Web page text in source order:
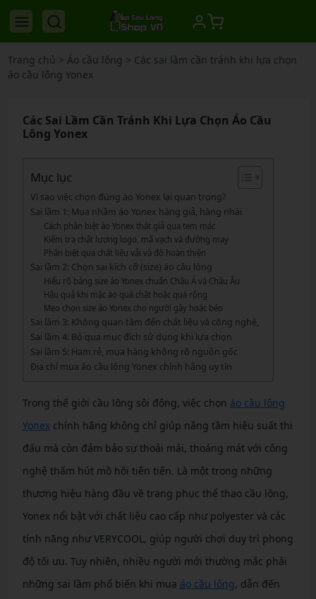
Trang chủ > Áo cầu lông > Các sai lầm cần tránh khi lựa chọn
áo cầu lông Yonex
Các Sai Lầm Cần Tránh Khi Lựa Chọn Áo Cầu
Lông Yonex
Mục lục
Vì sao việc chọn đúng áo Yonex lại quan trọng?
Sai lầm 1: Mua nhầm áo Yonex hàng giả, hàng nhái
Cách phân biệt áo Yonex thật giả qua tem mác
Kiểm tra chất lượng logo, mã vạch và đường may
Phân biệt qua chất liệu vải và độ hoàn thiện
Sai lầm 2: Chọn sai kích cỡ (size) áo cầu lông
Hiểu rõ bảng size áo Yonex chuẩn Châu Á và Châu Âu
Hậu quả khi mặc áo quá chật hoặc quá rộng
Mẹo chọn size áo Yonex cho người gầy hoặc béo
Sai lầm 3: Không quan tâm đến chất liệu và công nghệ,
Sai lầm 4: Bỏ qua mục đích sử dụng khi lựa chọn
Sai lầm 5: Ham rẻ, mua hàng không rõ nguồn gốc
Địa chỉ mua áo cầu lông Yonex chính hãng uy tín
Trong thế giới cầu lông sôi động, việc chọn áo cầu lông
Yonexchính hãng không chỉ giúp nâng tầm hiệu suất thi
đấu mà còn đảm bảo sự thoải mái, thoáng mát với công
nghệ thấm hút mồ hôi tiên tiến. Là một trong những
thương hiệu hàng đầu về trang phục thể thao cầu lông,
Yonex nổi bật với chất liệu cao cấp như polyester và các
tính năng như VERYCOOL, giúp người chơi duy trì phong
độ tối ưu. Tuy nhiên, nhiều người mới thường mắc phải
những sai lầm phổ biến khi mua áo cầu lông, dẫn đến